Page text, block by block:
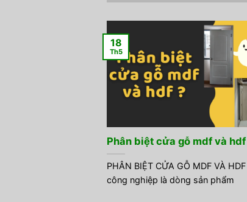
Phân biệt cửa gỗ mdf và hdf
PHÂN BIỆT CỬA GỖ MDF VÀ
công nghiệp là dòng sản phẩm
18
Th5